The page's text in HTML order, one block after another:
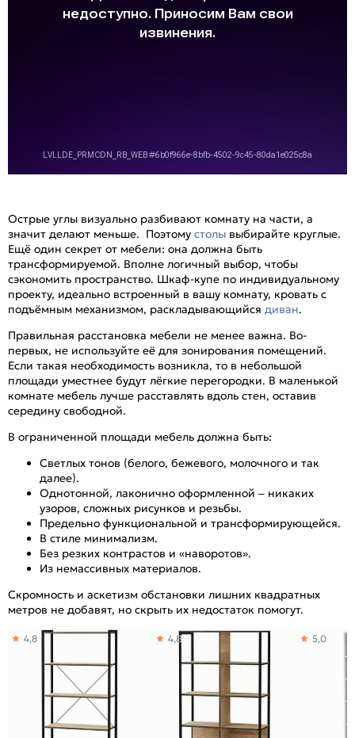
Острые углы визуально разбивают комнату на части, а
значит делают меньше. Поэтому столы выбирайте круглые.
Ещё один секрет от мебели: она должна быть
трансформируемой. Вполне логичный выбор, чтобы
сэкономить пространство. Шкаф-купе по индивидуальному
проекту, идеально встроенный в вашу комнату, кровать с
подъёмным механизмом, раскладывающийся диван.
Правильная расстановка мебели не менее важна. Во-
первых, не используйте её для зонирования помещений.
Если такая необходимость возникла, то в небольшой
площади уместнее будут лёгкие перегородки. В маленькой
комнате мебель лучше расставлять вдоль стен, оставив
середину свободной.
В ограниченной площади мебель должна быть:
Светлых тонов (белого, бежевого, молочного и так
далее).
Однотонной, лаконично оформленной – никаких
узоров, сложных рисунков и резьбы.
Предельно функциональной и трансформирующейся.
В стиле минимализм.
Без резких контрастов и «наворотов».
Из немассивных материалов.
Скромность и аскетизм обстановки лишних квадратных
метров не добавят, но скрыть их недостаток помогут.
4,8 4,8 5,0